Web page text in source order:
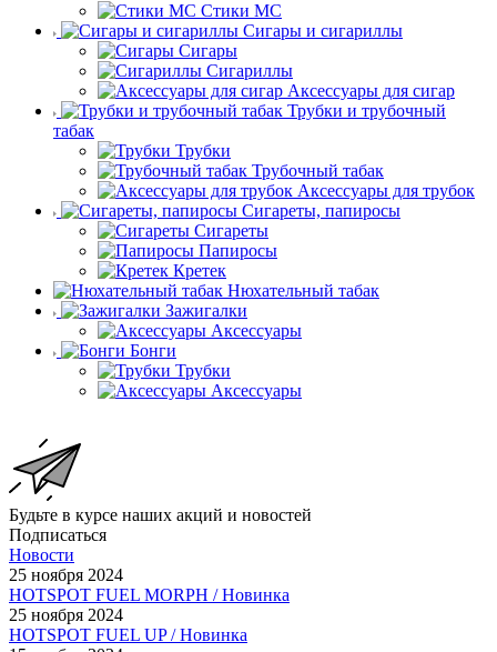
Стики MC
Сигары и сигариллы
Сигары
Сигариллы
Аксессуары для сигар
Трубки и трубочный
табак
Трубки
Трубочный табак
Аксессуары для трубок
Сигареты, папиросы
Сигареты
Папиросы
Кретек
Нюхательный табак
Зажигалки
Аксессуары
Бонги
Трубки
Аксессуары
Будьте в курсе наших акций и новостей
Подписаться
Новости
25 ноября 2024
HOTSPOT FUEL MORPH / Новинка
25 ноября 2024
HOTSPOT FUEL UP / Новинка